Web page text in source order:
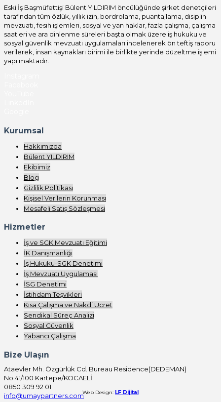
Eski İş Başmüfettişi Bülent YILDIRIM öncülüğünde şirket denetçileri
tarafından tüm özlük, yıllık izin, bordrolama, puantajlama, disiplin
mevzuatı, fesih işlemleri, sosyal ve yan haklar, fazla çalışma, çalışma
saatleri ve ara dinlenme süreleri başta olmak üzere iş hukuku ve
sosyal güvenlik mevzuatı uygulamaları incelenerek ön teftiş raporu
verilerek, insan kaynakları birimi ile birlikte yerinde düzeltme işlemi
yapılmaktadır.
Kurumsal
Hakkımızda
Bülent YILDIRIM
Ekibimiz
Blog
Gizlilik Politikası
Kişisel Verilerin Korunması
Mesafeli Satış Sözleşmesi
Hizmetler
İş ve SGK Mevzuatı Eğitimi
İK Danışmanlığı
İş Hukuku-SGK Denetimi
İş Mevzuatı Uygulaması
İSG Denetimi
İstihdam Teşvikleri
Kısa Çalışma ve Nakdi Ücret
Sendikal Süreç Analizi
Sosyal Güvenlik
Yabancı Çalışma
Bize Ulaşın
Ataevler Mh. Özgürlük Cd. Bureau Residence(DEDEMAN)
No:41/100 Kartepe/KOCAELİ
0850 309 92 01
info@umaypartners.comWeb Design: LF Dijital